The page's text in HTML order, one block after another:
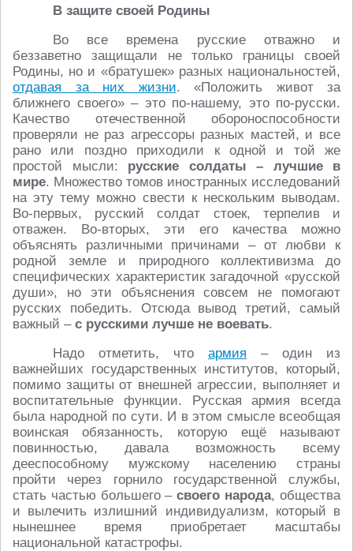
В защите своей Родины
Во все времена русские отважно и
беззаветно защищали не только границы своей
Родины, но и «братушек» разных национальностей,
отдавая за них жизни. «Положить живот за
ближнего своего» – это по-нашему, это по-русски.
Качество отечественной обороноспособности
проверяли не раз агрессоры разных мастей, и все
рано или поздно приходили к одной и той же
простой мысли: русские солдаты – лучшие в
мире. Множество томов иностранных исследований
на эту тему можно свести к нескольким выводам.
Во-первых, русский солдат стоек, терпелив и
отважен. Во-вторых, эти его качества можно
объяснять различными причинами – от любви к
родной земле и природного коллективизма до
специфических характеристик загадочной «русской
души», но эти объяснения совсем не помогают
русских победить. Отсюда вывод третий, самый
важный – с русскими лучше не воевать.
Надо отметить, что армия – один из
важнейших государственных институтов, который,
помимо защиты от внешней агрессии, выполняет и
воспитательные функции. Русская армия всегда
была народной по сути. И в этом смысле всеобщая
воинская обязанность, которую ещё называют
повинностью, давала возможность всему
дееспособному мужскому населению страны
пройти через горнило государственной службы,
стать частью большего –своего народа, общества
и вылечить излишний индивидуализм, который в
нынешнее время приобретает масштабы
национальной катастрофы.